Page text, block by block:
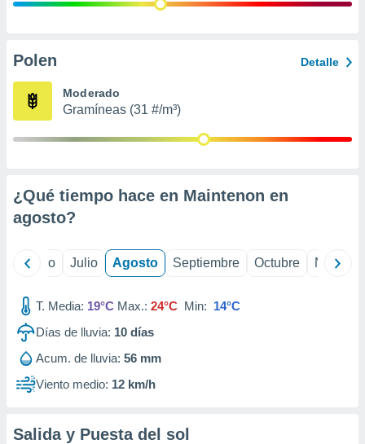
e
publicidad
Polen Detalle
Moderado
Gramíneas (31 #/m³)
¿Qué tiempo hace en Maintenon en
agosto?
Junio Julio Agosto Septiembre Octubre
T. Media: 19°C Max.: 24°C Min: 14°C
Días de lluvia: 10 días
Acum. de lluvia: 56 mm
Viento medio: 12 km/h
Salida y Puesta del sol